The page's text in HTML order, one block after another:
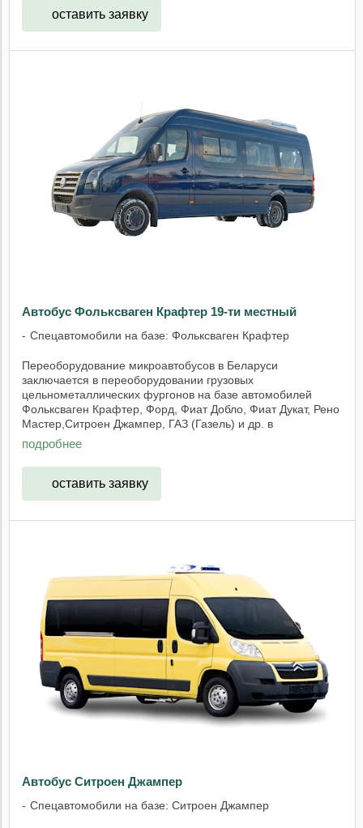
оставить заявку
Автобус Фольксваген Крафтер 19-ти местный
Спецавтомобили на базе: Фольксваген Крафтер
Переоборудование микроавтобусов в Беларуси
заключается в переоборудовании грузовых
цельнометаллических фургонов на базе автомобилей
Фольксваген Крафтер, Форд, Фиат Добло, Фиат Дукат, Рено
Мастер,Ситроен Джампер, ГАЗ (Газель) и др. в
микроавтобусы. ...
подробнее
оставить заявку
Автобус Ситроен Джампер
Спецавтомобили на базе: Ситроен Джампер